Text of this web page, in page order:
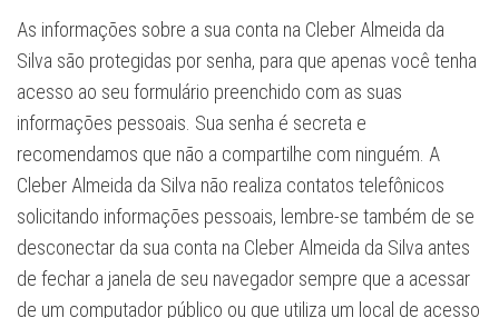
As informações sobre a sua conta na Cleber Almeida da
Silva são protegidas por senha, para que apenas você tenha
acesso ao seu formulário preenchido com as suas
informações pessoais. Sua senha é secreta e
recomendamos que não a compartilhe com ninguém. A
Cleber Almeida da Silva não realiza contatos telefônicos
solicitando informações pessoais, lembre-se também de se
desconectar da sua conta na Cleber Almeida da Silva antes
de fechar a janela de seu navegador sempre que a acessar
de um computador público ou que utiliza um local de acesso